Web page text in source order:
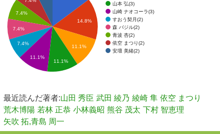
山本 弘(3)
山崎 ナオコーラ(3)
すおう契月(2)
森 バジル(2)
青波 杏(2)
依空 まつり(2)
安壇 美緒(2)
14.8%
11.1%
7.4%
7.4%
7.4%
11.1%
11.1%
最近読んだ著者:山田 秀臣 武田 綾乃 綾崎 隼 依空 まつり
荒木博陽 若林 正恭 小林義昭 熊谷 茂太 下村 智恵理
矢吹 拓,青島 周一